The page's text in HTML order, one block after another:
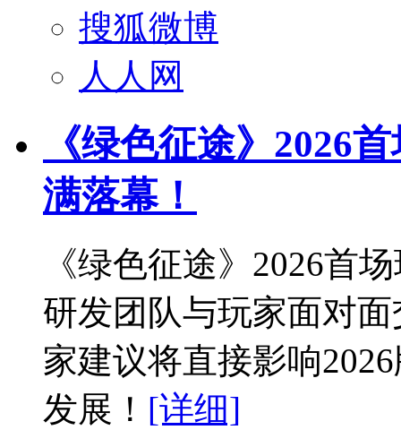
搜狐微博
人人网
《绿色征途》2026
满落幕！
《绿色征途》2026首
研发团队与玩家面对
家建议将直接影响
发展！ [详细]